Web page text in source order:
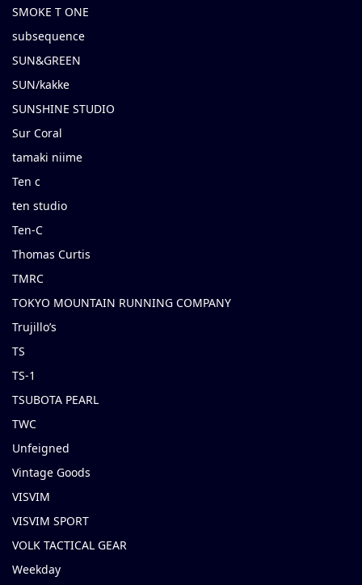
SMOKE T ONE
subsequence
SUN&GREEN
SUN/kakke
SUNSHINE STUDIO
Sur Coral
tamaki niime
Ten c
ten studio
Ten-C
Thomas Curtis
TMRC
TOKYO MOUNTAIN RUNNING COMPANY
Trujillo’s
TS
TS-1
TSUBOTA PEARL
TWC
Unfeigned
Vintage Goods
VISVIM
VISVIM SPORT
VOLK TACTICAL GEAR
Weekday